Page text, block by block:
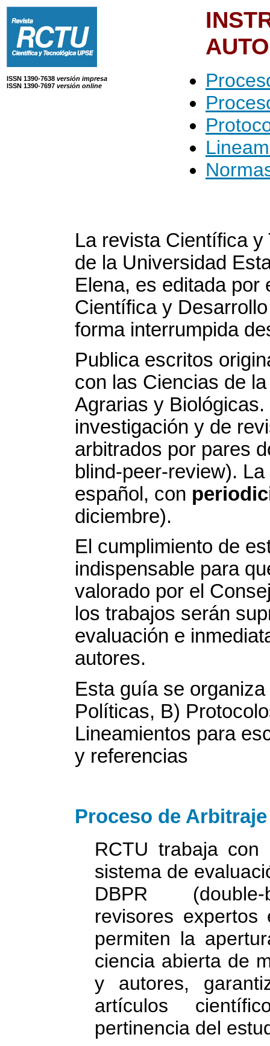
ISSN 1390-7638 versión impresa
ISSN 1390-7697 versión online
La revista Científica
de la Universidad
Elena, es editada por
Científica y
forma interrumpida
Publica escritos
con las Ciencias de
Agrarias y
investigación y de
arbitrados por pares
blind-peer-review).
español, con
diciembre).
El cumplimiento de
indispensable para
valorado por el
los trabajos serán
evaluación e
autores.
Esta guía se
Políticas, B)
Lineamientos para
y referencias
Proceso de Arbitraje
RCTU trabaja
sistema de
DBPR (double-
revisores
permiten la
ciencia abierta de
y autores,
artículos
pertinencia del